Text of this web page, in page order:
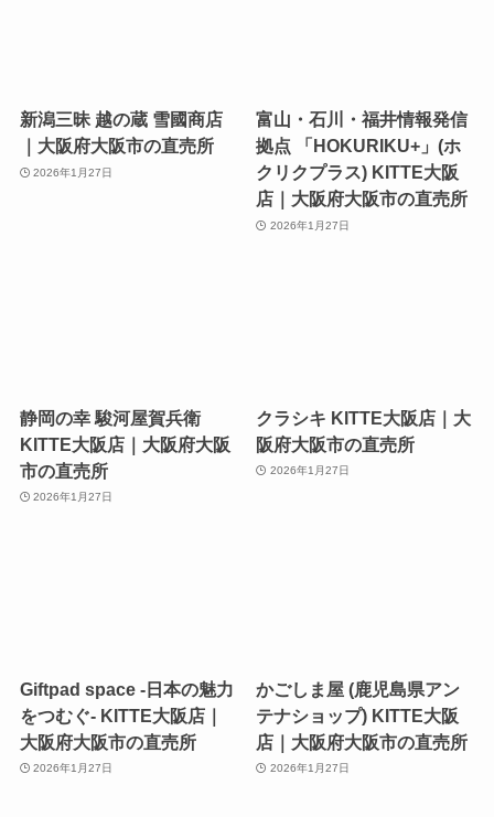
新潟三昧 越の蔵 雪國商店
｜大阪府大阪市の直売所
2026年1月27日
富山・石川・福井情報発信
拠点 「HOKURIKU+」(ホ
クリクプラス) KITTE大阪
店｜大阪府大阪市の直売所
2026年1月27日
静岡の幸 駿河屋賀兵衛
KITTE大阪店｜大阪府大阪
市の直売所
2026年1月27日
クラシキ KITTE大阪店｜大
阪府大阪市の直売所
2026年1月27日
Giftpad space -日本の魅力
をつむぐ- KITTE大阪店｜
大阪府大阪市の直売所
2026年1月27日
かごしま屋 (鹿児島県アン
テナショップ) KITTE大阪
店｜大阪府大阪市の直売所
2026年1月27日